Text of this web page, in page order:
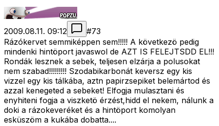
2009.08.11. 09:12 #73
Rázókervet semmiképpen sem!!!!! A következö pedig
mindenki hintöport javaswol de AZT IS FELEJTSDD EL!!!
Rondák lesznek a sebek, teljesen elzárja a polusokat
nem szabad!!!!!!!!! Szodabikarbonát keversz egy kis
vizzel egy kis tálkába, aztn papirzsepiket belemártod és
azzal kenegeted a sebeket! Elfogja mulasztani és
enyhiteni fogja a viszketö érzést,hidd el nekem, nálunk a
doki a rázokeveréket és a hintöport komolyan
esküszöm a kukába dobatta....